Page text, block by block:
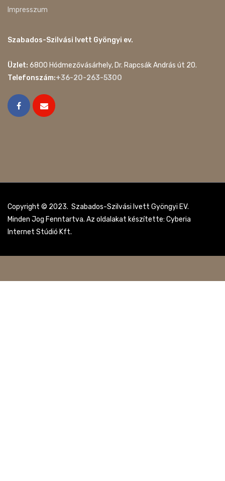
Impresszum
Szabados-Szilvási Ivett Gyöngyi ev.
Üzlet: 6800 Hódmezővásárhely, Dr. Rapcsák András út 20.
Telefonszám:+36-20-263-5300
Copyright © 2023. Szabados-Szilvási Ivett Gyöngyi EV.
Minden Jog Fenntartva. Az oldalakat készítette: Cyberia
Internet Stúdió Kft.